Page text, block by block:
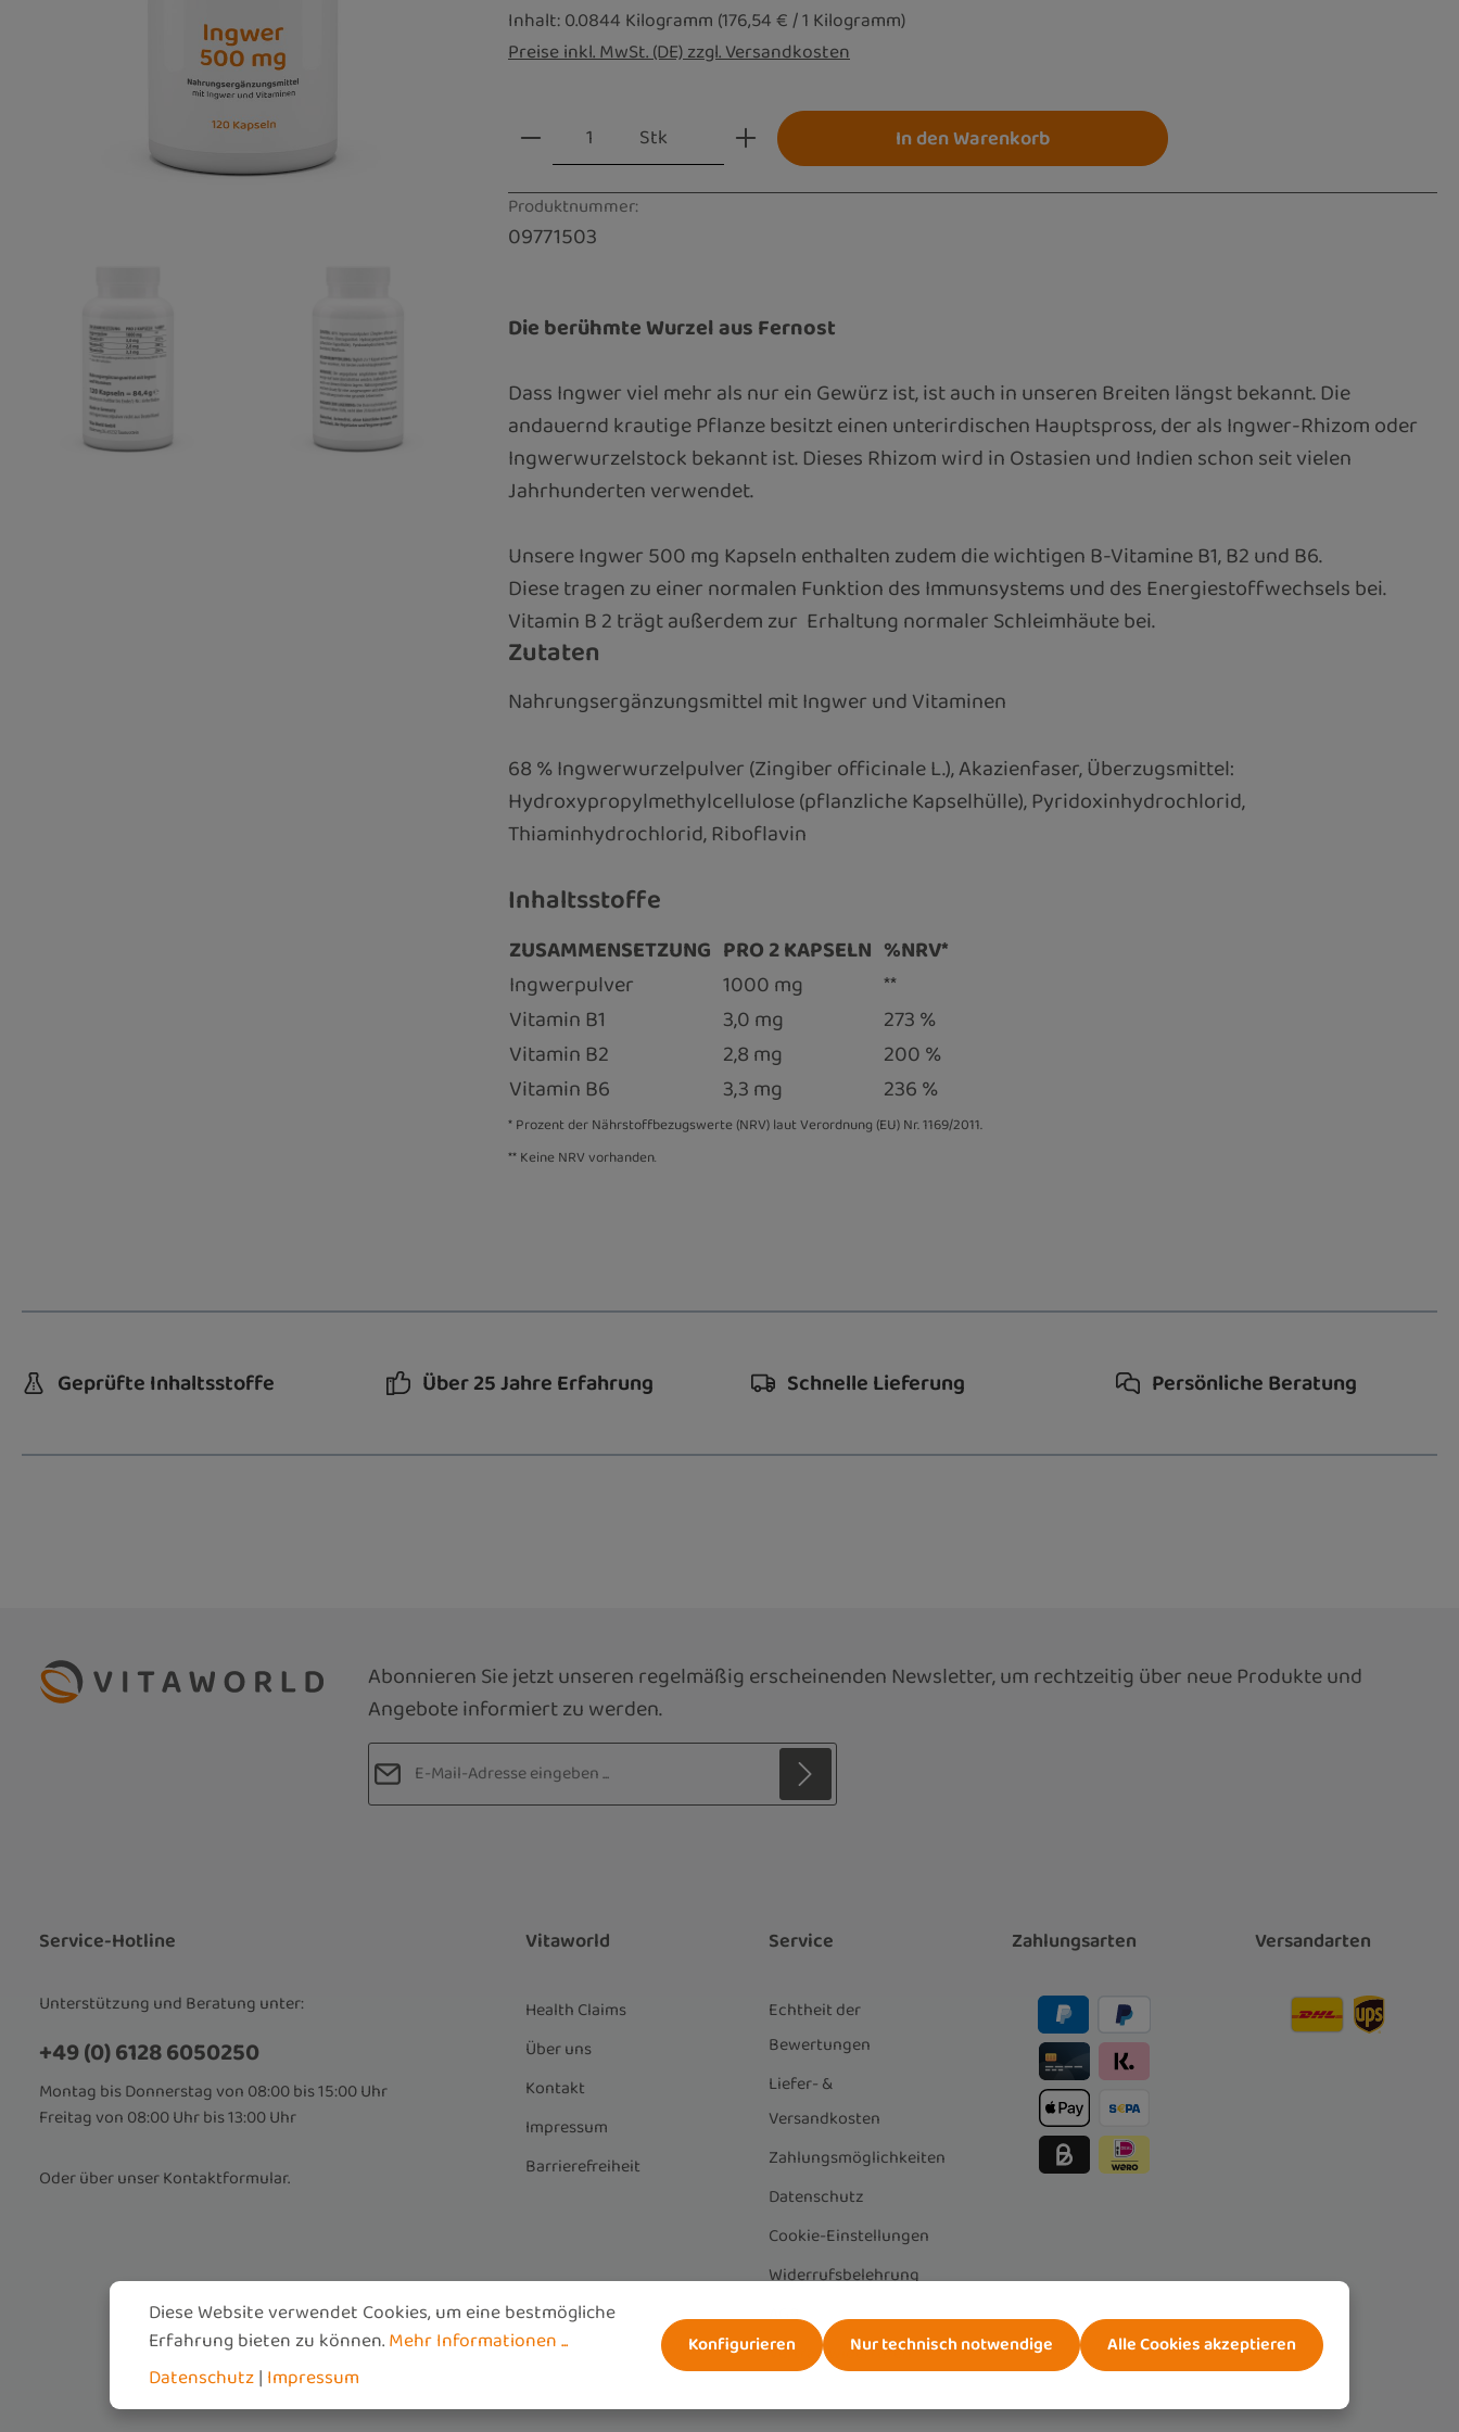
Inhalt:0.0844 Kilogramm (176,54 € / 1 Kilogramm)
Preise inkl. MwSt. (DE) zzgl. Versandkosten
Produkt Anzahl: Gib den gewünschten Wert ein oder benutze die Schaltflächen um
Stk In den Warenkorb
Produktnummer:
09771503
Die berühmte Wurzel aus Fernost
Dass Ingwer viel mehr als nur ein Gewürz ist, ist auch in unseren Breiten längst bekannt. Die
andauernd krautige Pflanze besitzt einen unterirdischen Hauptspross, der als Ingwer-Rhizom oder
Ingwerwurzelstock bekannt ist. Dieses Rhizom wird in Ostasien und Indien schon seit vielen
Jahrhunderten verwendet.
Unsere Ingwer 500 mg Kapseln enthalten zudem die wichtigen B-Vitamine B1, B2 und B6.
Diese tragen zu einer normalen Funktion des Immunsystems und des Energiestoffwechsels bei.
Vitamin B 2 trägt außerdem zur Erhaltung normaler Schleimhäute bei.
Zutaten
Nahrungsergänzungsmittel mit Ingwer und Vitaminen
68 % Ingwerwurzelpulver (Zingiber officinale L.), Akazienfaser, Überzugsmittel:
Hydroxypropylmethylcellulose (pflanzliche Kapselhülle), Pyridoxinhydrochlorid,
Thiaminhydrochlorid, Riboflavin
Inhaltsstoffe
ZUSAMMENSETZUNG PRO 2 KAPSELN %NRV*
Ingwerpulver
1000 mg
**
Vitamin B1
3,0 mg
273 %
Vitamin B2
2,8 mg
200 %
Vitamin B6
3,3 mg 236 %
* Prozent der Nährstoffbezugswerte (NRV) laut Verordnung (EU) Nr. 1169/2011.
** Keine NRV vorhanden.
Geprüfte Inhaltsstoffe Über 25 Jahre Erfahrung Schnelle Lieferung Persönliche Beratung
Abonnieren Sie jetzt unseren regelmäßig erscheinenden Newsletter, um rechtzeitig über neue Produkte und
Angebote informiert zu werden.
E-Mail-Adresse*
bin mit ihnen einverstanden.
Service-Hotline
Unterstützung und Beratung unter:
+49 (0) 6128 6050250
Montag bis Donnerstag von 08:00 bis 15:00 Uhr
Freitag von 08:00 Uhr bis 13:00 Uhr
Oder über unserKontaktformular.
Vitaworld
Health Claims
Über uns
Kontakt
Impressum
Barrierefreiheit
Service
Echtheit der
Bewertungen
Liefer- &
Versandkosten
Zahlungsmöglichkeiten
Datenschutz
Cookie-Einstellungen
Widerrufsbelehrung
AGB
Vertrag widerrufen
Zahlungsarten Versandarten
Diese Website verwendet Cookies, um eine bestmögliche
Erfahrung bieten zu können.Mehr Informationen ...
Datenschutz| Impressum
Nur technisch notwendige
Konfigurieren Alle Cookies akzeptieren